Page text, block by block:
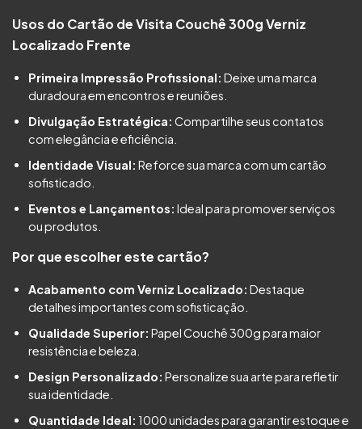
Usos do Cartão de Visita Couchê 300g Verniz
Localizado Frente
Primeira Impressão Profissional: Deixe uma marca
duradoura em encontros e reuniões.
Divulgação Estratégica: Compartilhe seus contatos
com elegância e eficiência.
Identidade Visual: Reforce sua marca com um cartão
sofisticado.
Eventos e Lançamentos: Ideal para promover serviços
ou produtos.
Por que escolher este cartão?
Acabamento com Verniz Localizado: Destaque
detalhes importantes com sofisticação.
Qualidade Superior: Papel Couchê 300g para maior
resistência e beleza.
Design Personalizado: Personalize sua arte para refletir
sua identidade.
Quantidade Ideal: 1000 unidades para garantir estoque e